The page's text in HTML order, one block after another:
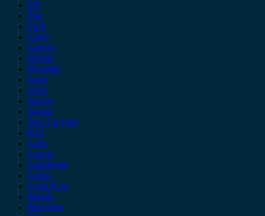
DS
Fiat
Ford
Geely
Gonow
Honda
Hyundai
Isuzu
iveco
Jaecoo
Jaguar
Jeep Chrysler
KIA
Lada
Lancia
Leapmotor
Lexus
Lynk & co
Mazda
Mercedes